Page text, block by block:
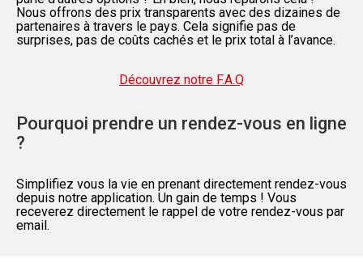
Nous offrons des prix transparents avec des dizaines de
partenaires à travers le pays. Cela signifie pas de
surprises, pas de coûts cachés et le prix total à l’avance.
Découvrez notre F.A.Q
Pourquoi prendre un rendez-vous en ligne
?
Simplifiez vous la vie en prenant directement rendez-vous
depuis notre application. Un gain de temps ! Vous
receverez directement le rappel de votre rendez-vous par
email.